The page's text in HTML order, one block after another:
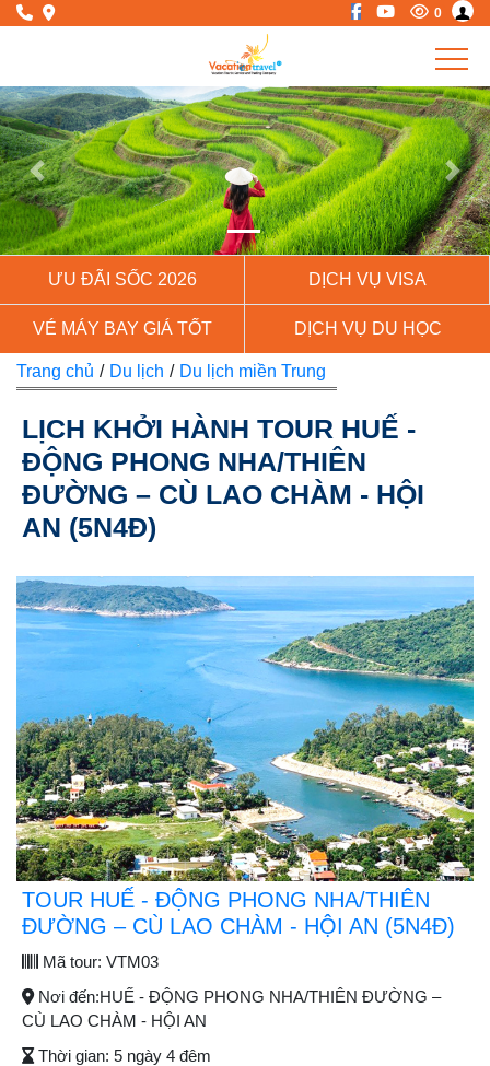
0
Previous Next
ƯU ĐÃI SỐC 2026 DỊCH VỤ VISA
VÉ MÁY BAY GIÁ TỐT DỊCH VỤ DU HỌC
Trang chủ / Du lịch / Du lịch miền Trung
LỊCH KHỞI HÀNH TOUR HUẾ -
ĐỘNG PHONG NHA/THIÊN
ĐƯỜNG – CÙ LAO CHÀM - HỘI
AN (5N4Đ)
TOUR HUẾ - ĐỘNG PHONG NHA/THIÊN
ĐƯỜNG – CÙ LAO CHÀM - HỘI AN (5N4Đ)
Mã tour: VTM03
Nơi đến:HUẾ - ĐỘNG PHONG NHA/THIÊN ĐƯỜNG –
CÙ LAO CHÀM - HỘI AN
Thời gian: 5 ngày 4 đêm